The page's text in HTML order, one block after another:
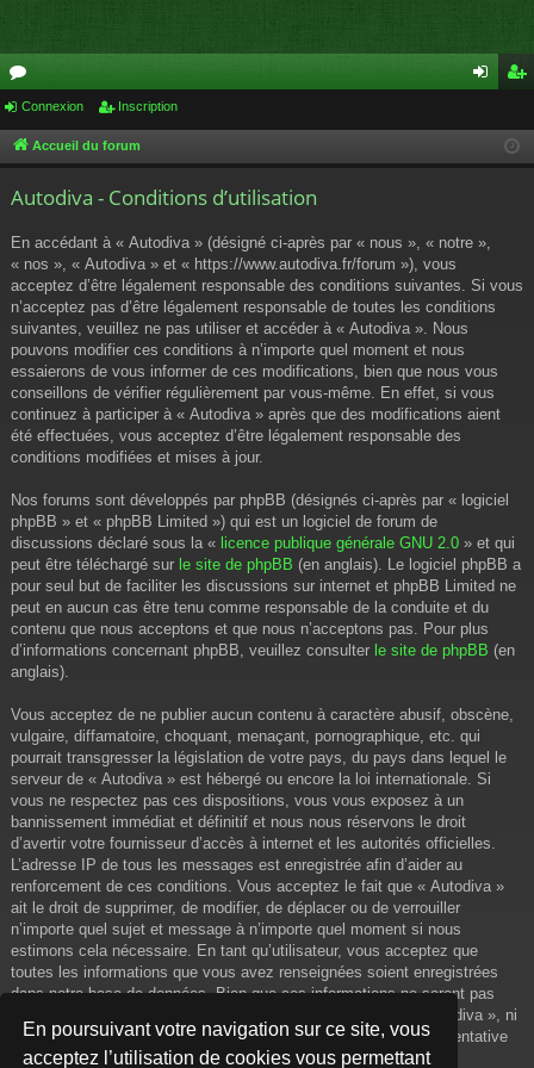
En poursuivant votre navigation sur ce site, vous
acceptez l’utilisation de cookies vous permettant
or
u cri
Connexion Inscription
Accueil du forum
Autodiva - Conditions d’utilisation
En accédant à « Autodiva » (désigné ci-après par « nous », « notre »,
« nos », « Autodiva » et « https://www.autodiva.fr/forum »), vous
acceptez d’être légalement responsable des conditions suivantes. Si vous
n’acceptez pas d’être légalement responsable de toutes les conditions
suivantes, veuillez ne pas utiliser et accéder à « Autodiva ». Nous
pouvons modifier ces conditions à n’importe quel moment et nous
essaierons de vous informer de ces modifications, bien que nous vous
conseillons de vérifier régulièrement par vous-même. En effet, si vous
continuez à participer à « Autodiva » après que des modifications aient
été effectuées, vous acceptez d’être légalement responsable des
conditions modifiées et mises à jour.
Nos forums sont développés par phpBB (désignés ci-après par « logiciel
phpBB » et « phpBB Limited ») qui est un logiciel de forum de
discussions déclaré sous la « licence publique générale GNU 2.0 » et qui
peut être téléchargé sur le site de phpBB (en anglais). Le logiciel phpBB a
pour seul but de faciliter les discussions sur internet et phpBB Limited ne
peut en aucun cas être tenu comme responsable de la conduite et du
contenu que nous acceptons et que nous n’acceptons pas. Pour plus
d’informations concernant phpBB, veuillez consulter le site de phpBB (en
anglais).
Vous acceptez de ne publier aucun contenu à caractère abusif, obscène,
vulgaire, diffamatoire, choquant, menaçant, pornographique, etc. qui
pourrait transgresser la législation de votre pays, du pays dans lequel le
serveur de « Autodiva » est hébergé ou encore la loi internationale. Si
vous ne respectez pas ces dispositions, vous vous exposez à un
bannissement immédiat et définitif et nous nous réservons le droit
d’avertir votre fournisseur d’accès à internet et les autorités officielles.
L’adresse IP de tous les messages est enregistrée afin d’aider au
renforcement de ces conditions. Vous acceptez le fait que « Autodiva »
ait le droit de supprimer, de modifier, de déplacer ou de verrouiller
n’importe quel sujet et message à n’importe quel moment si nous
estimons cela nécessaire. En tant qu’utilisateur, vous acceptez que
toutes les informations que vous avez renseignées soient enregistrées
dans notre base de données. Bien que ces informations ne seront pas
diffusées à une tierce partie sans votre consentement, ni « Autodiva », ni
phpBB, ne pourront être tenus comme responsables en cas de tentative
de piratage informatique visant à compromettre vos données.